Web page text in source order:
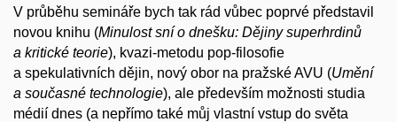
V průběhu semináře bych tak rád vůbec poprvé představil
novou knihu (Minulost sní o dnešku: Dějiny superhrdinů
a kritické teorie), kvazi-metodu pop-filosofie
a spekulativních dějin, nový obor na pražské AVU (Umění
a současné technologie), ale především možnosti studia
médií dnes (a nepřímo také můj vlastní vstup do světa